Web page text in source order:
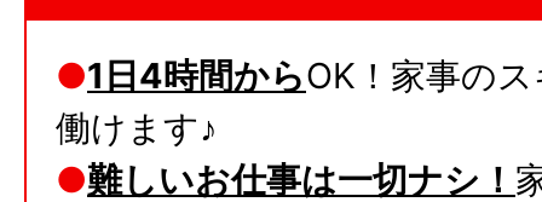
●1日4時間からOK！家事の
働けます♪
●難しいお仕事は一切ナシ！